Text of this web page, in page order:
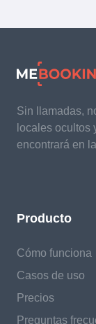
Sin llamadas,
locales ocultos
encontrará en
Producto
Cómo funciona
Casos de uso
Precios
Preguntas